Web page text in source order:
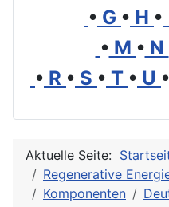
• G • H •
• M • N
• R • S • T • U •
Aktuelle Seite:
Regenerative
Komponenten